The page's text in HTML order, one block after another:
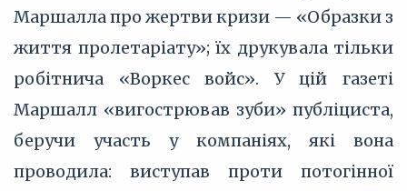
Маршалла про жертви кризи — «Образки з
життя пролетаріату»; їх друкувала тільки
робітнича «Воркес войс». У цій газеті
Маршалл «вигострював зуби» публіциста,
беручи участь у компаніях, які вона
проводила: виступав проти потогінної